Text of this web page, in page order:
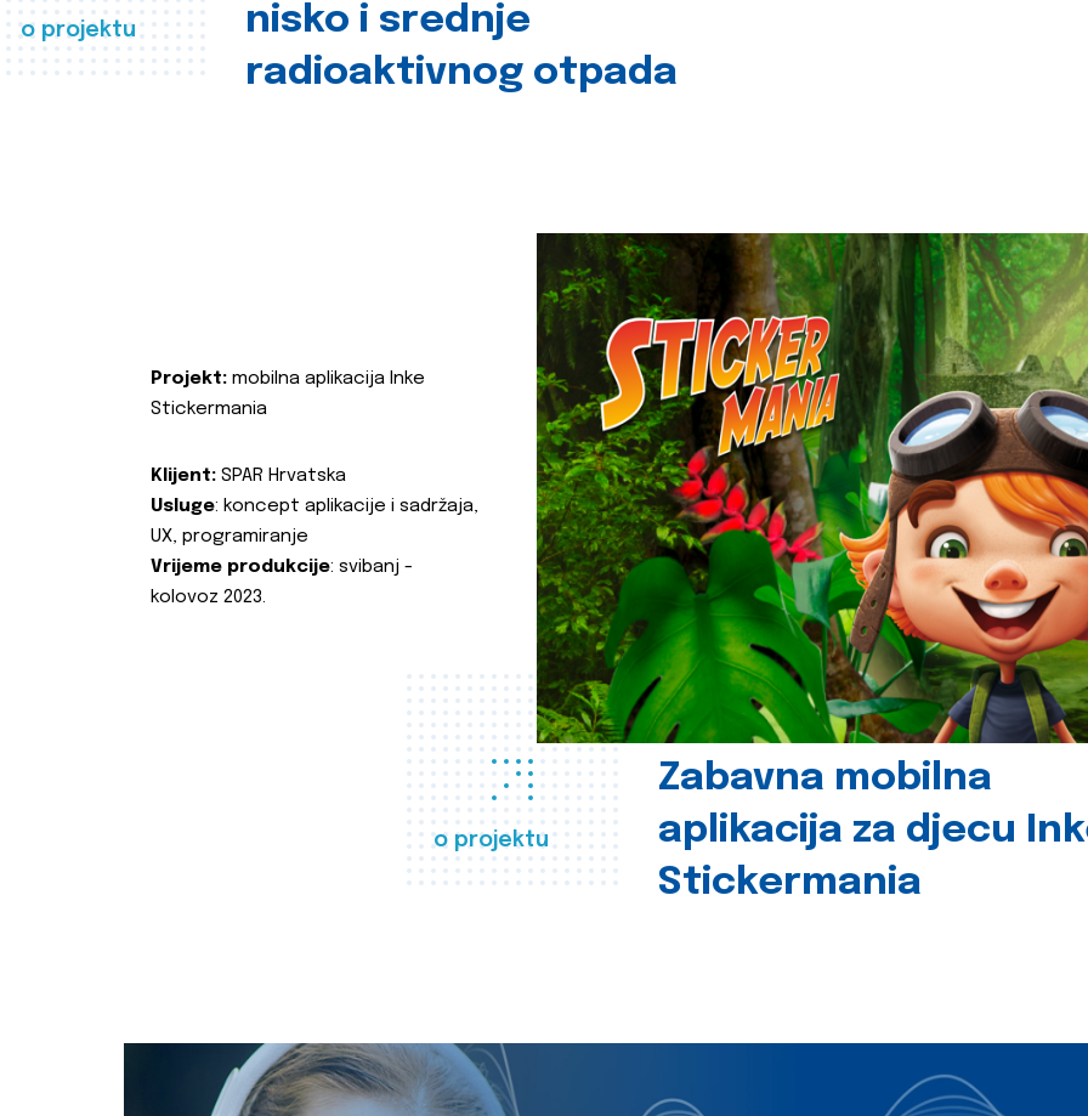
o projektu
nisko i srednje
radioaktivnog otpada
o projektu
Zabavna mobilna
aplikacija za djecu
Stickermania
Projekt: mobilna aplikacija Inke
Stickermania
Klijent: SPAR Hrvatska
Usluge: koncept aplikacije i sadržaja,
UX, programiranje
Vrijeme produkcije: svibanj -
kolovoz 2023.